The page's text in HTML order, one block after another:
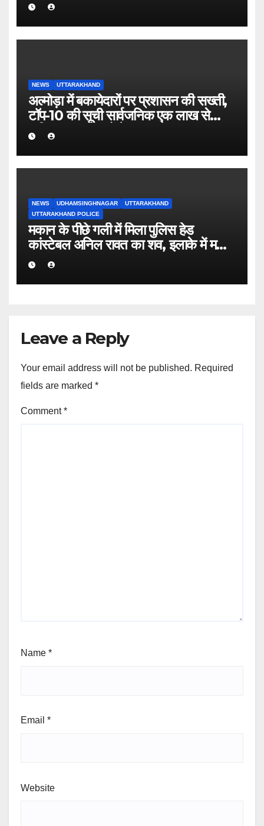
NEWS UTTARAKHAND
अल्मोड़ा में बकायेदारों पर प्रशासन की सख्ती,
टॉप-10 की सूची सार्वजनिक एक लाख से
अधिक बकाया वालों के नाम-पते चस्पा, राजस्व
वसूली अभियान तेज
NEWS UDHAMSINGHNAGAR
UTTARAKHAND
UTTARAKHAND POLICE
मकान के पीछे गली में मिला पुलिस हेड
कांस्टेबल अनिल रावत का शव, इलाके में मचा
हड़कंप।
Leave a Reply
Your email address will not be published. Required
fields are marked *
Comment*
Name *
Email *
Website